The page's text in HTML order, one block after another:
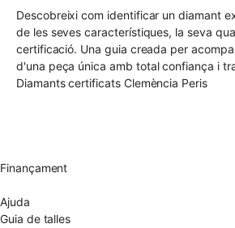
Descobreixi com identificar un diamant
de les seves característiques, la seva
certificació. Una guia creada per
d'una peça única amb total confiança i
Diamants certificats Clemència Peris
Finançament
Ajuda
Guia de talles